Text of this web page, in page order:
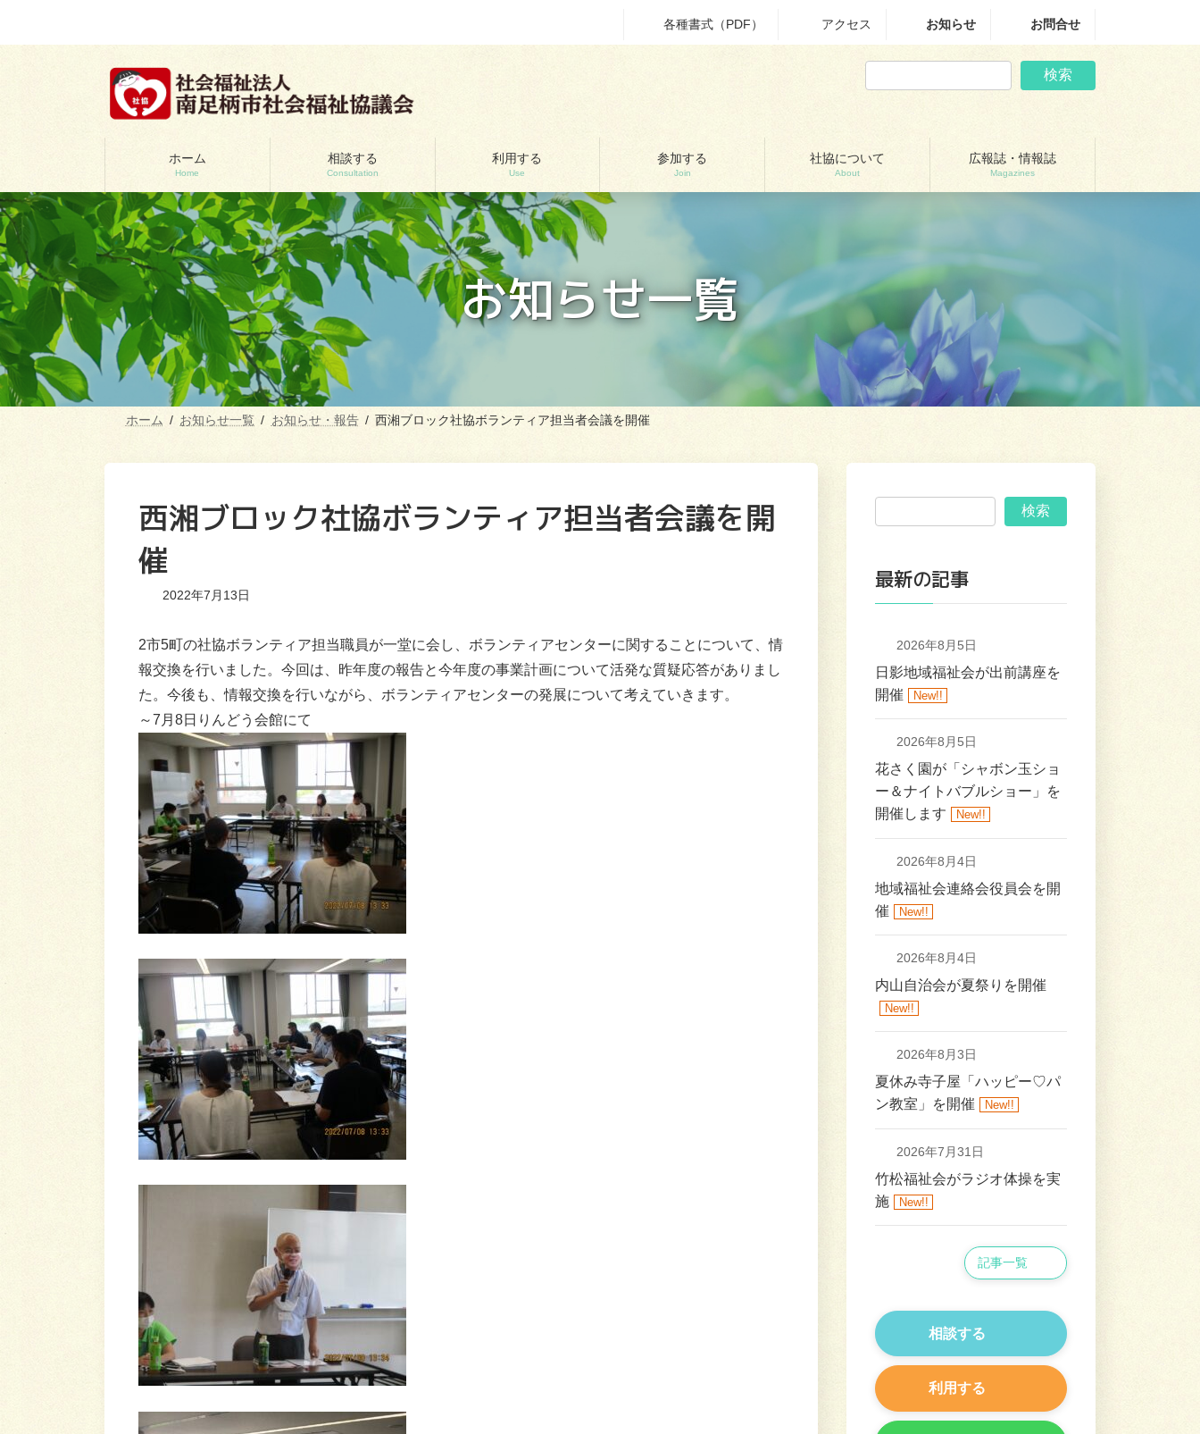
テ
ゲ
各種書式（PDF） アクセス お知らせ お問合せ
検索
ホーム
Home
相談する
Consultation
利用する
Use
参加する
Join
社協について
About
広報誌・情報誌
Magazines
お知らせ一覧
ホーム お知らせ一覧 お知らせ・報告 西湘ブロック社協ボランティア担当者会議を開催
西湘ブロック社協ボランティア担当者会議を開
催
2022年7月13日
2市5町の社協ボランティア担当職員が一堂に会し、ボランティアセンターに関することについて、情
報交換を行いました。今回は、昨年度の報告と今年度の事業計画について活発な質疑応答がありまし
た。今後も、情報交換を行いながら、ボランティアセンターの発展について考えていきます。
～7月8日りんどう会館にて
検索
最新の記事
2026年8月5日
日影地域福祉会が出前講座を
開催
New!!
2026年8月5日
花さく園が「シャボン玉ショ
ー＆ナイトバブルショー」を
開催します
New!!
2026年8月4日
地域福祉会連絡会役員会を開
催
New!!
2026年8月4日
内山自治会が夏祭りを開催
New!!
2026年8月3日
夏休み寺子屋「ハッピー♡パ
ン教室」を開催
New!!
2026年7月31日
竹松福祉会がラジオ体操を実
施
New!!
記事一覧
相談する
利用する